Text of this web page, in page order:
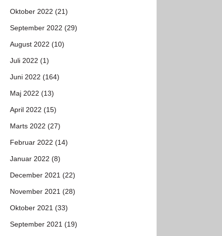
Oktober 2022 (21)
September 2022 (29)
August 2022 (10)
Juli 2022 (1)
Juni 2022 (164)
Maj 2022 (13)
April 2022 (15)
Marts 2022 (27)
Februar 2022 (14)
Januar 2022 (8)
December 2021 (22)
November 2021 (28)
Oktober 2021 (33)
September 2021 (19)